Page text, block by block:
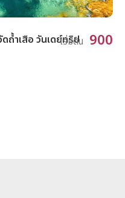
ถ้ำเสือ วันเดย์ทริป
เริ่มต้น 900